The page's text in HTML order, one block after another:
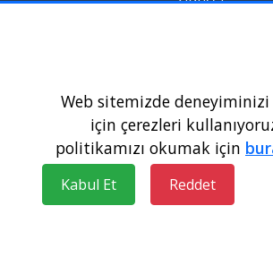
Web sitemizde
için çerezleri
politikamızı okumak için
Kabul Et Reddet